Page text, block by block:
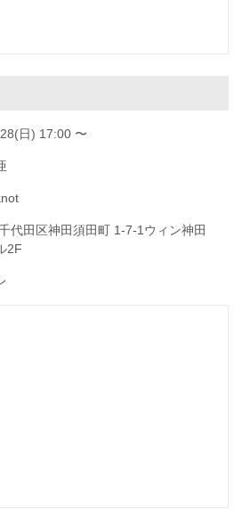
日) 17:00 〜
代田区神田須田町 1-7-1ウィン神田
2F